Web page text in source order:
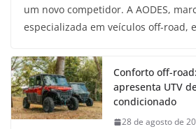
um novo competidor. A AODES,
especializada em veículos off-road,
Conforto off-
apresenta UTV
condicionado
28 de agosto de